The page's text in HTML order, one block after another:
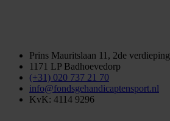
Prins Mauritslaan 11, 2de verdieping
1171 LP Badhoevedorp
(+31) 020 737 21 70
info@fondsgehandicaptensport.nl
KvK: 4114 9296